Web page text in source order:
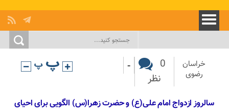
خراسان
رضوی
0
نظر
-
سالروز ازدواج امام علی(ع) و حضرت زهرا(س) الگویی برای احیای